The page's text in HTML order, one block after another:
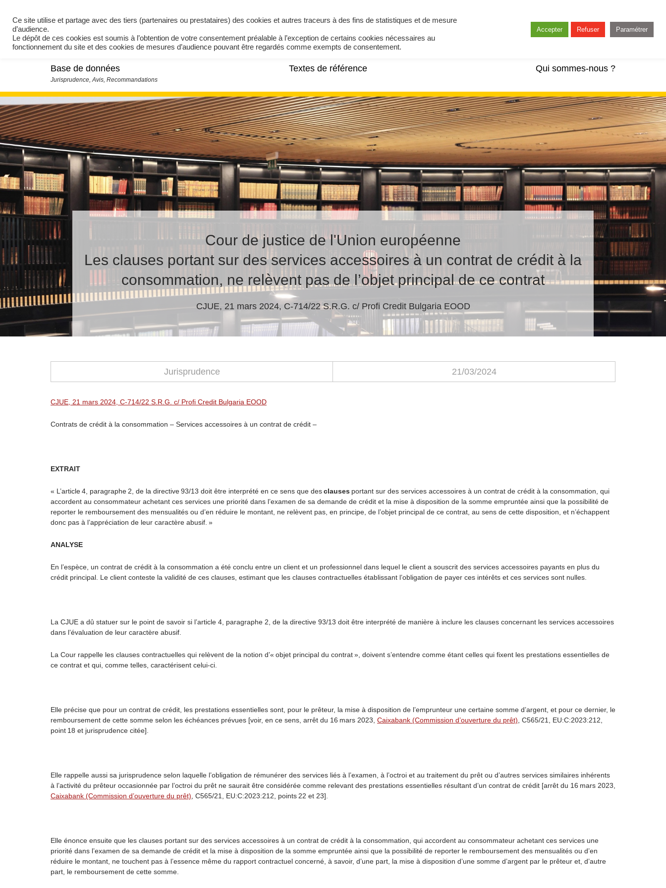
Base de données Textes de référence Qui sommes-nous ?
Cour de justice de l'Union européenne
Les clauses portant sur des services accessoires à un contrat de crédit à la
consommation, ne relèvent pas de l’objet principal de ce contrat
CJUE, 21 mars 2024, C-714/22 S.R.G. c/ Profi Credit Bulgaria EOOD
Jurisprudence 21/03/2024
CJUE, 21 mars 2024, C-714/22 S.R.G. c/ Profi Credit Bulgaria EOOD
Contrats de crédit à la consommation – Services accessoires à un contrat de crédit –
EXTRAIT
« L’article 4, paragraphe 2, de la directive 93/13 doit être interprété en ce sens que desclauses portant sur des services accessoires à un contrat de crédit à la consommation, qui
accordent au consommateur achetant ces services une priorité dans l’examen de sa demande de crédit et la mise à disposition de la somme empruntée ainsi que la possibilité de
reporter le remboursement des mensualités ou d’en réduire le montant, ne relèvent pas, en principe, de l’objet principal de ce contrat, au sens de cette disposition, et n’échappent
donc pas à l’appréciation de leur caractère abusif. »
ANALYSE
En l’espèce, un contrat de crédit à la consommation a été conclu entre un client et un professionnel dans lequel le client a souscrit des services accessoires payants en plus du
crédit principal. Le client conteste la validité de ces clauses, estimant que les clauses contractuelles établissant l’obligation de payer ces intérêts et ces services sont nulles.
La CJUE a dû statuer sur le point de savoir si l’article 4, paragraphe 2, de la directive 93/13 doit être interprété de manière à inclure les clauses concernant les services accessoires
dans l’évaluation de leur caractère abusif.
La Cour rappelle les clauses contractuelles qui relèvent de la notion d’« objet principal du contrat », doivent s’entendre comme étant celles qui fixent les prestations essentielles de
ce contrat et qui, comme telles, caractérisent celui-ci.
Elle précise que pour un contrat de crédit, les prestations essentielles sont, pour le prêteur, la mise à disposition de l’emprunteur une certaine somme d’argent, et pour ce dernier, le
remboursement de cette somme selon les échéances prévues [voir, en ce sens, arrêt du 16 mars 2023, Caixabank (Commission d’ouverture du prêt) , C565/21, EU:C:2023:212,
point 18 et jurisprudence citée].
Elle rappelle aussi sa jurisprudence selon laquelle l’obligation de rémunérer des services liés à l’examen, à l’octroi et au traitement du prêt ou d’autres services similaires inhérents
à l’activité du prêteur occasionnée par l’octroi du prêt ne saurait être considérée comme relevant des prestations essentielles résultant d’un contrat de crédit [arrêt du 16 mars 2023,
Caixabank (Commission d’ouverture du prêt) , C565/21, EU:C:2023:212, points 22 et 23].
Elle énonce ensuite que les clauses portant sur des services accessoires à un contrat de crédit à la consommation, qui accordent au consommateur achetant ces services une
priorité dans l’examen de sa demande de crédit et la mise à disposition de la somme empruntée ainsi que la possibilité de reporter le remboursement des mensualités ou d’en
réduire le montant, ne touchent pas à l’essence même du rapport contractuel concerné, à savoir, d’une part, la mise à disposition d’une somme d’argent par le prêteur et, d’autre
part, le remboursement de cette somme.
Ce site utilise et partage avec des tiers (partenaires ou prestataires) des cookies et autres traceurs à des fins de statistiques et de mesure
d’audience.
Le dépôt de ces cookies est soumis à l’obtention de votre consentement préalable à l’exception de certains cookies nécessaires au
fonctionnement du site et des cookies de mesures d’audience pouvant être regardés comme exempts de consentement.
Accepter Refuser Paramétrer